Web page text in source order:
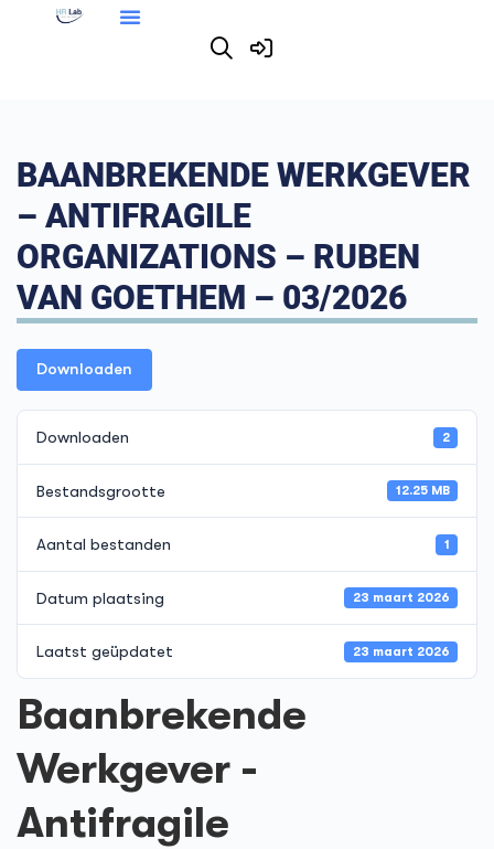
BAANBREKENDE WERKGEVER
– ANTIFRAGILE
ORGANIZATIONS – RUBEN
VAN GOETHEM – 03/2026
Downloaden
Downloaden 2
Bestandsgrootte 12.25 MB
Aantal bestanden 1
Datum plaatsing 23 maart 2026
Laatst geüpdatet 23 maart 2026
Baanbrekende
Werkgever -
Antifragile